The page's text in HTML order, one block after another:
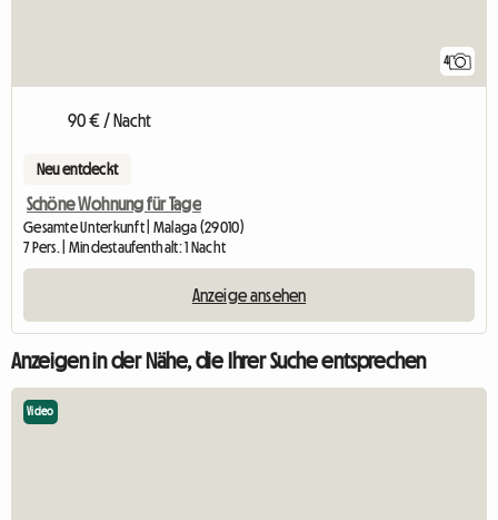
4
90 € / Nacht
Neu entdeckt
Schöne Wohnung für Tage
Gesamte Unterkunft | Malaga (29010)
7 Pers. | Mindestaufenthalt: 1 Nacht
Anzeige ansehen
Anzeigen in der Nähe, die Ihrer Suche entsprechen
Video